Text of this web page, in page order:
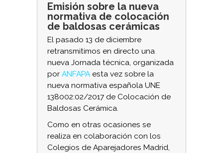
Emisión sobre la nueva
normativa de colocación
de baldosas cerámicas
El pasado 13 de diciembre
retransmitimos en directo una
nueva Jornada técnica, organizada
por ANFAPA esta vez sobre la
nueva normativa española UNE
138002:02/2017 de Colocación de
Baldosas Cerámica.
Como en otras ocasiones se
realiza en colaboración con los
Colegios de Aparejadores Madrid,